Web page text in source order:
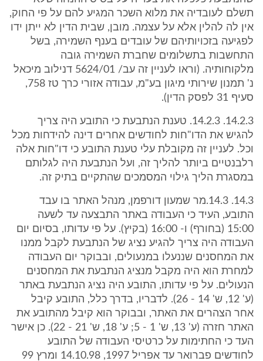
תשלם לעובדיה את מלוא השכר המגיע להם על פי החוק,
אין לה להלין אלא על עצמה. מובן, שבית הדין לא ייתן ידו
לפגיעה בזכויותיהם של עובדים בענף השמירה, בשל
התחשבות בתשלומים שחברת השמירה גובה
מלקוחותיה. (וראו לעניין זה עב/ 5624/01 דנילוב מיכאל
נ' תמנון שירותי מיגון בע"מ, עבודה אזורי כרך טז 758,
סעיף 31 לפסק הדין).
14.2.3. 14.2.3. טענת הנתבעת כי התובע היה צריך
להגיש את הדו"חות לחודשים אחרים דינה להידחות מכל
וכל. לעניין זה מקובלת עלי טענת התובע כי דו"חות אלה
רלבנטיים ביותר להליך זה, ועל הנתבעת היה לגלותם
במסגרת הליך גילוי המסמכים שהתקיים בתיק זה.
14.3. 14.3.מר שמעון דורפמן, מנהל האתר בו עבד
התובע, העיד כי העבודה באתר התבצעה עד לשעה
15:00 (בחורף) ו- 16:00 (בקיץ). על פי עדותו, בסיום יום
העבודה היה צריך להגיע נציג של הנתבעת לקבל ממנו
את המחסנים שננעלו במנעולים, ובבוקר יום העבודה
למחרת הוא היה מקבל מנציג הנתבעת את המחסנים
הנעולים. על פי עדותו, התובע היה נציג הנתבעת באתר
(ע' 12, ש' 14 - 26). לדבריו, בדרך כלל, התובע קיבל
אחר הצהרים את האתר, ובבוקר הוא קיבל מהתובע את
האתר חזרה (ע' 13, ש' 1 - 5; ע' 18, ש' 21 - 22). כן אישר
העד כי החתימות על כרטיסי העבודה של התובע
לחודשים פברואר עד אפריל 1997, 14.10.98 ומרץ 99